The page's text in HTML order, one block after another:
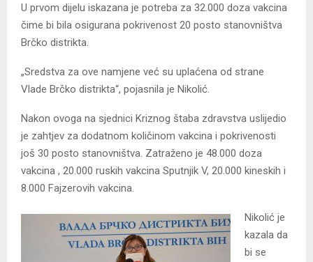
U prvom dijelu iskazana je potreba za 32.000 doza vakcina
čime bi bila osigurana pokrivenost 20 posto stanovništva
Brčko distrikta.
„Sredstva za ove namjene već su uplaćena od strane
Vlade Brčko distrikta“, pojasnila je Nikolić.
Nakon ovoga na sjednici Kriznog štaba zdravstva uslijedio
je zahtjev za dodatnom količinom vakcina i pokrivenosti
još 30 posto stanovništva. Zatraženo je 48.000 doza
vakcina , 20.000 ruskih vakcina Sputnjik V, 20.000 kineskih i
8.000 Fajzerovih vakcina.
Nikolić je
kazala da
bi se